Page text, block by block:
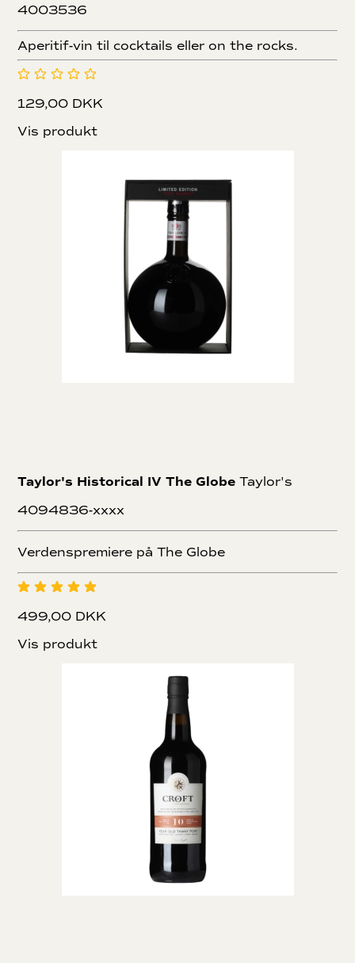
4003536
Aperitif-vin til cocktails eller on the rocks.
129,00 DKK
Vis produkt
Taylor's Historical IV The Globe Taylor's
4094836-xxxx
Verdenspremiere på The Globe
499,00 DKK
Vis produkt